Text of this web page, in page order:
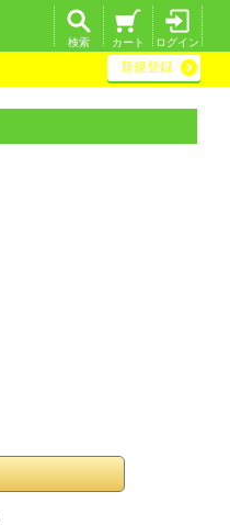
ログイン
カート
検索
新規登録